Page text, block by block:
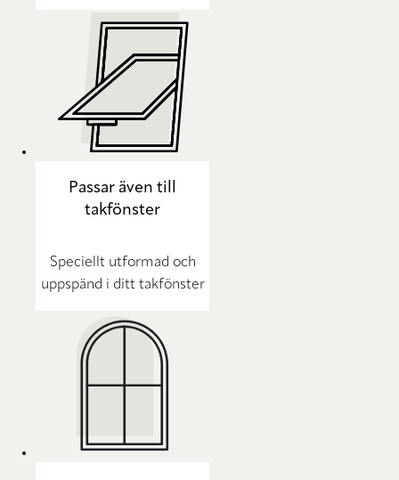
Passar även till
takfönster
Speciellt utformad och
uppspänd i ditt takfönster